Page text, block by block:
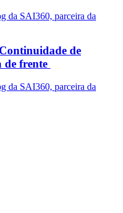
da SAI360, parceira da
de
de frente
da SAI360, parceira da